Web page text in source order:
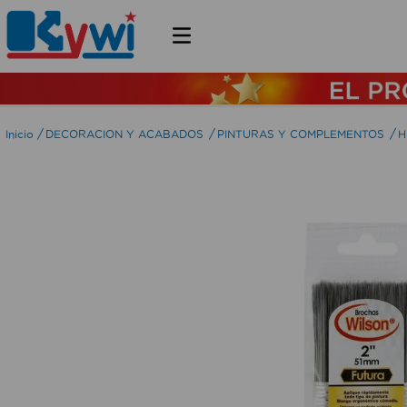
DECORACION Y ACABADOS PINTURAS Y COMPLEMENTOS